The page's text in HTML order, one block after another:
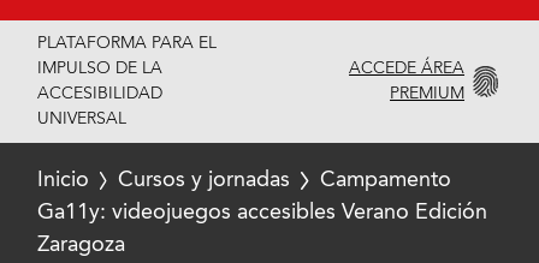
PLATAFORMA PARA EL
IMPULSO DE LA
ACCESIBILIDAD
UNIVERSAL
ACCEDE ÁREA
PREMIUM
Inicio Cursos y jornadas
Campamento
Ga11y: videojuegos accesibles Verano Edición
Zaragoza